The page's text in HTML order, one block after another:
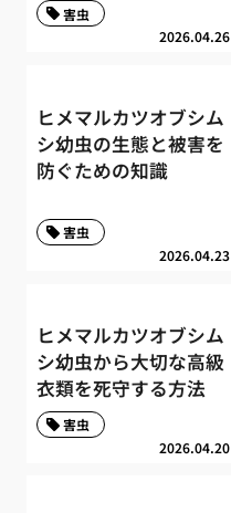
2026.04.26
害虫
ヒメマルカツオブシム
シ幼虫の生態と被害を
防ぐための知識
2026.04.23
害虫
ヒメマルカツオブシム
シ幼虫から大切な高級
衣類を死守する方法
2026.04.20
害虫